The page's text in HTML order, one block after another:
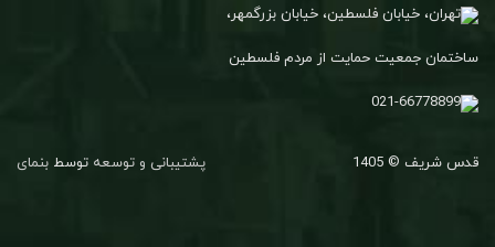
تهران، خیابان فلسطین، خیابان بزرگمهر،
ساختمان جمعیت حمایت از مردم فلسطین
021-66778899
پشتیبانی و توسعه توسط بنمای قدس شریف © 1405